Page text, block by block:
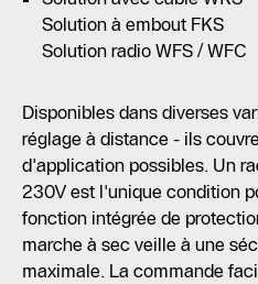
Solution à embout FKS
Solution radio WFS / WFC
Disponibles dans diverses
réglage à distance - ils
d'application possibles. Un
230V est l'unique condition
fonction intégrée de
marche à sec veille à une
maximale. La commande